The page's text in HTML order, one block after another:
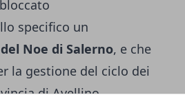
specifico un
Noe di Salerno, e che
la gestione del ciclo dei
di Avellino